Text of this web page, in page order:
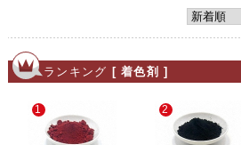
ランキング [ 着色剤 ]
1 2